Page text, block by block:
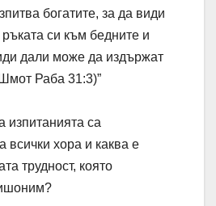
богатите, за да види
си към бедните и
дали може да издържат
Раба 31:3)”
изпитанията са
всички хора и каква е
трудност, която